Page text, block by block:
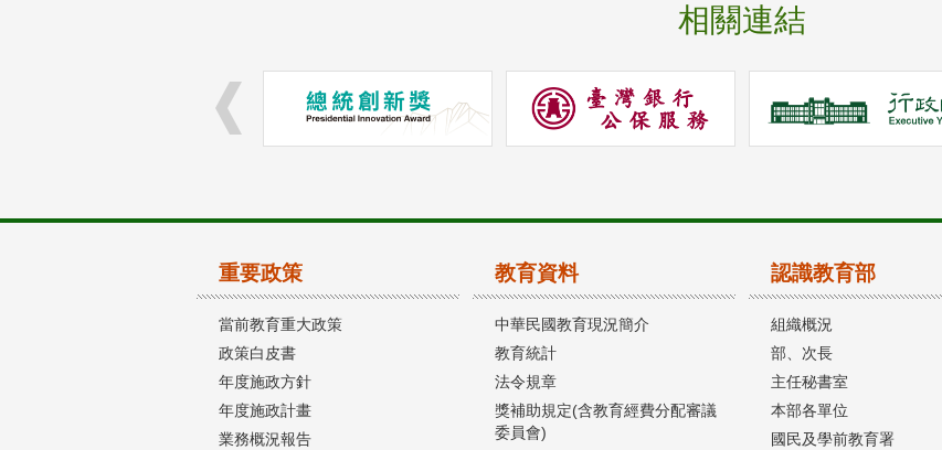
相關連結
重要政策
當前教育重大政策
政策白皮書
年度施政方針
年度施政計畫
業務概況報告
教育資料
中華民國教育現況簡介
教育統計
法令規章
獎補助規定(含教育經費分配審議
委員會)
認識教育部
組織概況
部、次長
主任秘書室
本部各單位
國民及學前教育署